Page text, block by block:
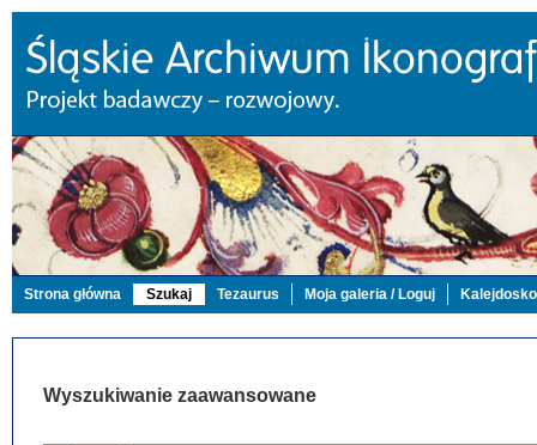
Strona główna Szukaj Tezaurus Moja galeria / Loguj
Wyszukiwanie zaawansowane